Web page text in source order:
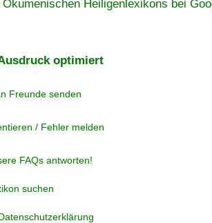
Heiligenlexikons bei
optimiert
Freunde senden
/ Fehler melden
FAQs antworten!
suchen